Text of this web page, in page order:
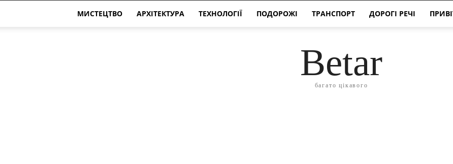
МИСТЕЦТВО АРХІТЕКТУРА ТЕХНОЛОГІЇ ПОДОРОЖІ ТРАНСПОРТ ДОРОГІ РЕЧІ
Betar
багато цікавого